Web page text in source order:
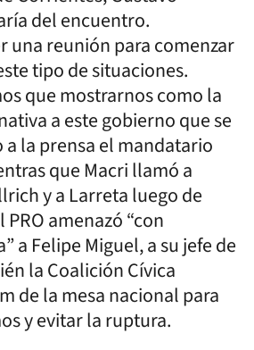
del encuentro.
una reunión para comenzar
tipo de situaciones.
que mostrarnos como la
a este gobierno que se
a la prensa el mandatario
que Macri llamó a
y a Larreta luego de
amenazó “con
a Felipe Miguel, a su jefe de
la Coalición Cívica
de la mesa nacional para
y evitar la ruptura.